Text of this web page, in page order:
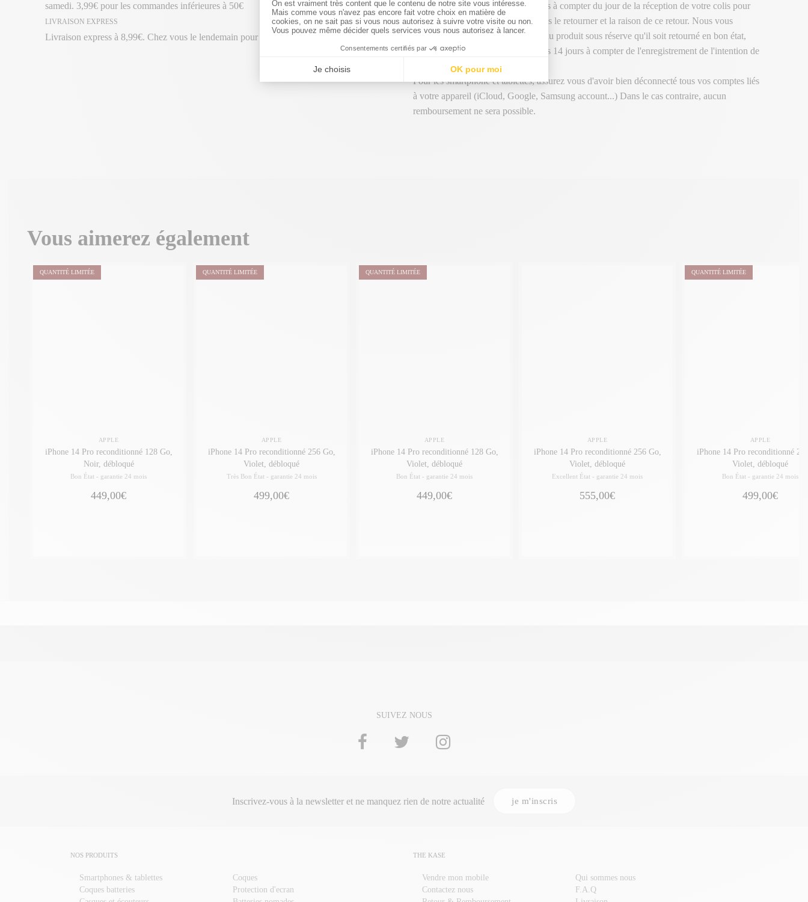
samedi. 3,99€ pour les commandes inférieures à 50€
LIVRAISON EXPRESS
Livraison express à 8,99€. Chez vous le lendemain pour toute commande passée avant 14h
Vous disposez d'un délai de 14 jours à compter du jour de la réception de votre colis pour
nous signaler votre intention de nous le retourner et la raison de ce retour. Nous vous
remboursons intégralement le prix du produit sous réserve qu'il soit retourné en bon état,
dans son emballage d'origine et sous 14 jours à compter de l'enregistrement de l'intention de
Pour les smartphone et tablettes, assurez vous d'avoir bien déconnecté tous vos comptes liés
à votre appareil (iCloud, Google, Samsung account...) Dans le cas contraire, aucun
remboursement ne sera possible.
Vous aimerez également
QUANTITÉ LIMITÉE
APPLE
iPhone 14 Pro reconditionné 128 Go,
Noir, débloqué
Bon État - garantie 24 mois
449,00€
QUANTITÉ LIMITÉE
APPLE
iPhone 14 Pro reconditionné 256 Go,
Violet, débloqué
Très Bon État - garantie 24 mois
499,00€
QUANTITÉ LIMITÉE
APPLE
iPhone 14 Pro reconditionné 128 Go,
Violet, débloqué
Bon État - garantie 24 mois
449,00€
APPLE
iPhone 14 Pro reconditionné 256 Go,
Violet, débloqué
Excellent État - garantie 24 mois
555,00€
QUANTITÉ LIMITÉE
APPLE
iPhone 14 Pro reconditionné
Violet, débloqué
Bon État - garantie 24 mois
499,00€
SUIVEZ NOUS
Inscrivez-vous à la newsletter et ne manquez rien de notre actualité je m'inscris
NOS PRODUITS
Smartphones & tablettes
Coques
Coques batteries
Protection d'ecran
THE KASE
Vendre mon mobile
Qui sommes nous
Contactez nous
F.A.Q